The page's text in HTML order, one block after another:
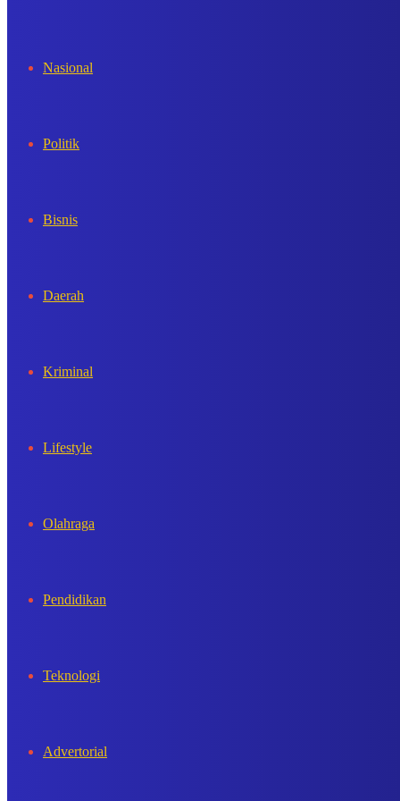
Nasional
Politik
Bisnis
Daerah
Kriminal
Lifestyle
Olahraga
Pendidikan
Teknologi
Advertorial